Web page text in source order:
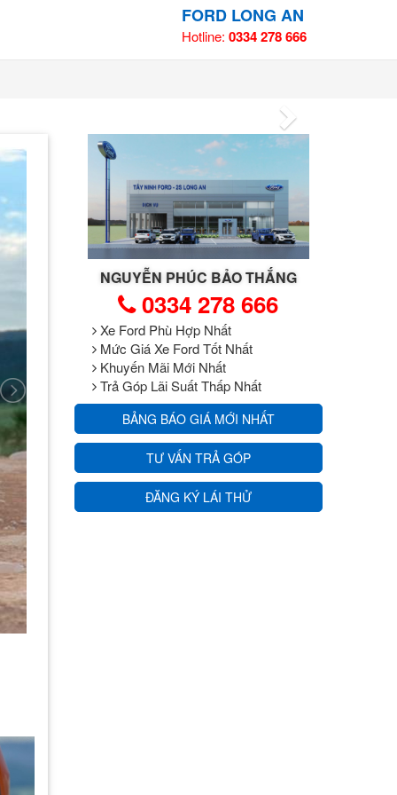
FORD LONG AN
Hotline: 0334 278 666
NGUYỄN PHÚC BẢO THẮNG
0334 278 666
Xe Ford Phù Hợp Nhất
Mức Giá Xe Ford Tốt Nhất
Khuyến Mãi Mới Nhất
Trả Góp Lãi Suất Thấp Nhất
BẢNG BÁO GIÁ MỚI NHẤT
TƯ VẤN TRẢ GÓP
ĐĂNG KÝ LÁI THỬ